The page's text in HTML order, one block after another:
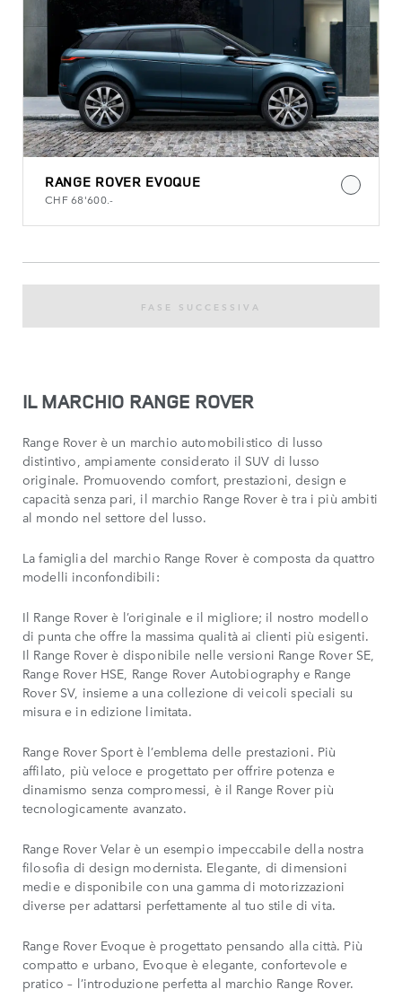
RANGE ROVER EVOQUE
CHF 68'600.-
FASE SUCCESSIVA
IL MARCHIO RANGE ROVER
Range Rover è un marchio automobilistico di lusso
distintivo, ampiamente considerato il SUV di lusso
originale. Promuovendo comfort, prestazioni, design e
capacità senza pari, il marchio Range Rover è tra i più ambiti
al mondo nel settore del lusso.
La famiglia del marchio Range Rover è composta da quattro
modelli inconfondibili:
Il Range Rover è l’originale e il migliore; il nostro modello
di punta che offre la massima qualità ai clienti più esigenti.
Il Range Rover è disponibile nelle versioni Range Rover SE,
Range Rover HSE, Range Rover Autobiography e Range
Rover SV, insieme a una collezione di veicoli speciali su
misura e in edizione limitata.
Range Rover Sport è l’emblema delle prestazioni. Più
affilato, più veloce e progettato per offrire potenza e
dinamismo senza compromessi, è il Range Rover più
tecnologicamente avanzato.
Range Rover Velar è un esempio impeccabile della nostra
filosofia di design modernista. Elegante, di dimensioni
medie e disponibile con una gamma di motorizzazioni
diverse per adattarsi perfettamente al tuo stile di vita.
Range Rover Evoque è progettato pensando alla città. Più
compatto e urbano, Evoque è elegante, confortevole e
pratico – l’introduzione perfetta al marchio Range Rover.